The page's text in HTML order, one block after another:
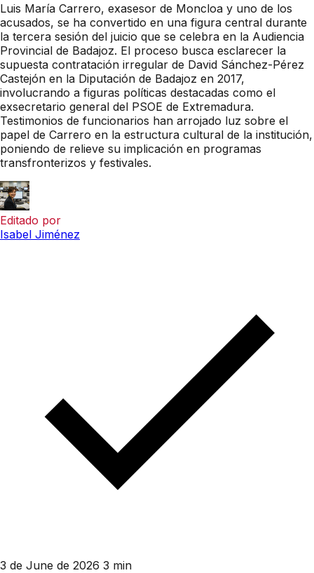
Luis María Carrero, exasesor de Moncloa y uno de los
acusados, se ha convertido en una figura central durante
la tercera sesión del juicio que se celebra en la Audiencia
Provincial de Badajoz. El proceso busca esclarecer la
supuesta contratación irregular de David Sánchez-Pérez
Castejón en la Diputación de Badajoz en 2017,
involucrando a figuras políticas destacadas como el
exsecretario general del PSOE de Extremadura.
Testimonios de funcionarios han arrojado luz sobre el
papel de Carrero en la estructura cultural de la institución,
poniendo de relieve su implicación en programas
transfronterizos y festivales.
Editado por
Isabel Jiménez
3 de June de 2026 3 min